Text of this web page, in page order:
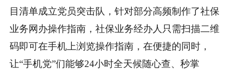
目清单成立党员突击队，针对部分高频制作了社保
业务网办操作指南，社保业务经办人只需扫描二维
码即可在手机上浏览操作指南，在便捷的同时，
让“手机党”们能够24小时全天候随心查、秒掌